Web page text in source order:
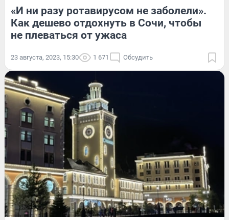
«И ни разу ротавирусом не заболели».
Как дешево отдохнуть в Сочи, чтобы
не плеваться от ужаса
23 августа, 2023, 15:30 1 671 Обсудить